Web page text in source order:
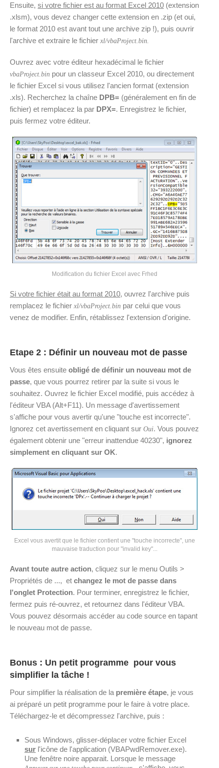
Ensuite, si votre fichier est au format Excel 2010 (extension
.xlsm), vous devez changer cette extension en .zip (et oui,
le format 2010 est avant tout une archive zip !), puis ouvrir
l'archive et extraire le fichier xl/vbaProject.bin.
Ouvrez avec votre éditeur hexadécimal le fichier
vbaProject.bin pour un classeur Excel 2010, ou directement
le fichier Excel si vous utilisez l'ancien format (extension
.xls). Recherchez la chaîne DPB= (généralement en fin de
fichier) et remplacez la par DPX=. Enregistrez le fichier,
puis fermez votre éditeur.
Modification du fichier Excel avec Frhed
Si votre fichier était au format 2010, ouvrez l'archive puis
remplacez le fichier xl/vbaProject.bin par celui que vous
venez de modifier. Enfin, rétablissez l'extension d'origine.
Etape 2 : Définir un nouveau mot de passe
Vous êtes ensuite obligé de définir un nouveau mot de
passe, que vous pourrez retirer par la suite si vous le
souhaitez. Ouvrez le fichier Excel modifié, puis accédez à
l'éditeur VBA (Alt+F11). Un message d'avertissement
s'affiche pour vous avertir qu'une "touche est incorrecte".
Ignorez cet avertissement en cliquant sur Oui. Vous pouvez
également obtenir une "erreur inattendue 40230", ignorez
simplement en cliquant sur OK.
Excel vous avertit que le fichier contient une "touche incorrecte", une
mauvaise traduction pour "invalid key"...
Avant toute autre action, cliquez sur le menu Outils >
Propriétés de ..., et changez le mot de passe dans
l'onglet Protection. Pour terminer, enregistrez le fichier,
fermez puis ré-ouvrez, et retournez dans l'éditeur VBA.
Vous pouvez désormais accéder au code source en tapant
le nouveau mot de passe.
Bonus : Un petit programme pour vous
simplifier la tâche !
Pour simplifier la réalisation de la première étape, je vous
ai préparé un petit programme pour le faire à votre place.
Téléchargez-le et décompressez l'archive, puis :
Sous Windows, glisser-déplacer votre fichier Excel
sur l'icône de l'application (VBAPwdRemover.exe).
Une fenêtre noire apparait. Lorsque le message